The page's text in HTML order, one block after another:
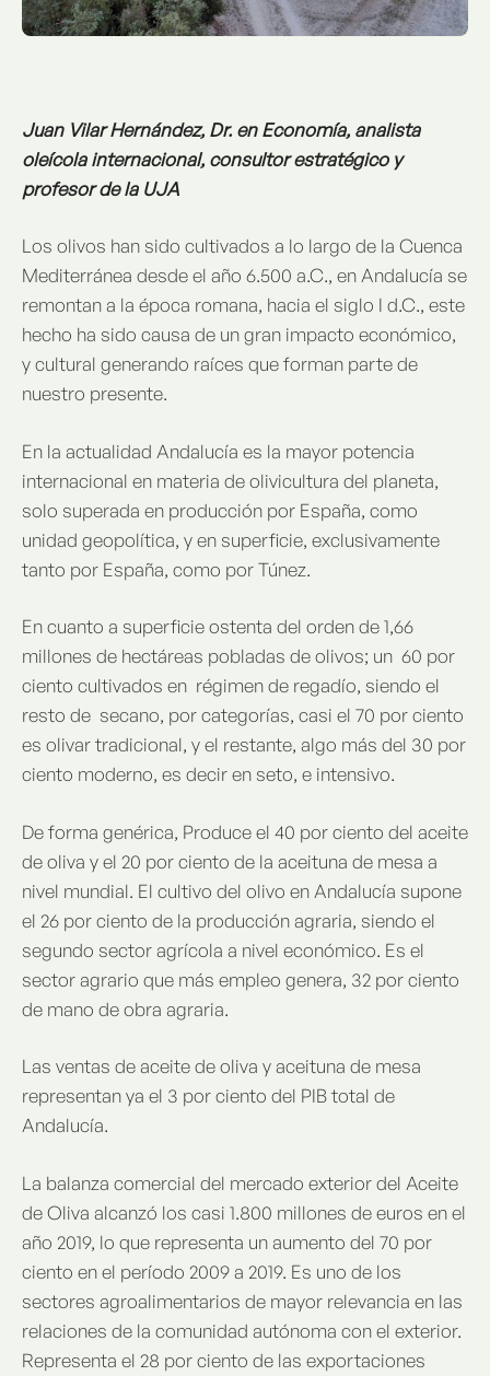
Juan Vilar Hernández, Dr. en Economía, analista
oleícola internacional, consultor estratégico y
profesor de la UJA
Los olivos han sido cultivados a lo largo de la Cuenca
Mediterránea desde el año 6.500 a.C., en Andalucía se
remontan a la época romana, hacia el siglo I d.C., este
hecho ha sido causa de un gran impacto económico,
y cultural generando raíces que forman parte de
nuestro presente.
En la actualidad Andalucía es la mayor potencia
internacional en materia de olivicultura del planeta,
solo superada en producción por España, como
unidad geopolítica, y en superficie, exclusivamente
tanto por España, como por Túnez.
En cuanto a superficie ostenta del orden de 1,66
millones de hectáreas pobladas de olivos; un 60 por
ciento cultivados en régimen de regadío, siendo el
resto de secano, por categorías, casi el 70 por ciento
es olivar tradicional, y el restante, algo más del 30 por
ciento moderno, es decir en seto, e intensivo.
De forma genérica, Produce el 40 por ciento del aceite
de oliva y el 20 por ciento de la aceituna de mesa a
nivel mundial. El cultivo del olivo en Andalucía supone
el 26 por ciento de la producción agraria, siendo el
segundo sector agrícola a nivel económico. Es el
sector agrario que más empleo genera, 32 por ciento
de mano de obra agraria.
Las ventas de aceite de oliva y aceituna de mesa
representan ya el 3 por ciento del PIB total de
Andalucía.
La balanza comercial del mercado exterior del Aceite
de Oliva alcanzó los casi 1.800 millones de euros en el
año 2019, lo que representa un aumento del 70 por
ciento en el período 2009 a 2019. Es uno de los
sectores agroalimentarios de mayor relevancia en las
relaciones de la comunidad autónoma con el exterior.
Representa el 28 por ciento de las exportaciones